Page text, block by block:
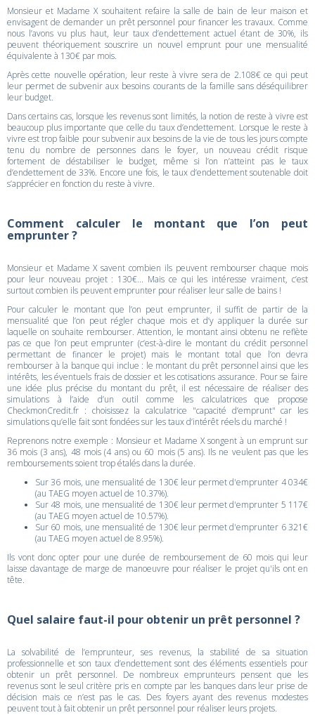
Monsieur et Madame X souhaitent refaire la salle de bain de leur maison et
envisagent de demander un prêt personnel pour financer les travaux. Comme
nous l’avons vu plus haut, leur taux d’endettement actuel étant de 30%, ils
peuvent théoriquement souscrire un nouvel emprunt pour une mensualité
équivalente à 130€ par mois.
Après cette nouvelle opération, leur reste à vivre sera de 2.108€ ce qui peut
leur permet de subvenir aux besoins courants de la famille sans déséquilibrer
leur budget.
Dans certains cas, lorsque les revenus sont limités, la notion de reste à vivre est
beaucoup plus importante que celle du taux d’endettement. Lorsque le reste à
vivre est trop faible pour subvenir aux besoins de la vie de tous les jours compte
tenu du nombre de personnes dans le foyer, un nouveau crédit risque
fortement de déstabiliser le budget, même si l’on n’atteint pas le taux
d’endettement de 33%. Encore une fois, le taux d’endettement soutenable doit
s’apprécier en fonction du reste à vivre.
Comment calculer le montant que l’on peut
emprunter ?
Monsieur et Madame X savent combien ils peuvent rembourser chaque mois
pour leur nouveau projet : 130€... Mais ce qui les intéresse vraiment, c’est
surtout combien ils peuvent emprunter pour réaliser leur salle de bains !
Pour calculer le montant que l’on peut emprunter, il suffit de partir de la
mensualité que l’on peut régler chaque mois et d’y appliquer la durée sur
laquelle on souhaite rembourser. Attention, le montant ainsi obtenu ne reflète
pas ce que l’on peut emprunter (c’est-à-dire le montant du crédit personnel
permettant de financer le projet) mais le montant total que l’on devra
rembourser à la banque qui inclue : le montant du prêt personnel ainsi que les
intérêts, les éventuels frais de dossier et les cotisations assurance. Pour se faire
une idée plus précise du montant du prêt, il est nécessaire de réaliser des
simulations à l’aide d’un outil comme les calculatrices que propose
CheckmonCredit.fr : choisissez la calculatrice "capacité d’emprunt" car les
simulations qu’elle fait sont fondées sur les taux d’intérêt réels du marché !
Reprenons notre exemple : Monsieur et Madame X songent à un emprunt sur
36 mois (3 ans), 48 mois (4 ans) ou 60 mois (5 ans). Ils ne veulent pas que les
remboursements soient trop étalés dans la durée.
Sur 36 mois, une mensualité de 130€ leur permet d'emprunter 4 034€
(au TAEG moyen actuel de 10.37%).
Sur 48 mois, une mensualité de 130€ leur permet d'emprunter 5 117€
(au TAEG moyen actuel de 10.57%).
Sur 60 mois, une mensualité de 130€ leur permet d'emprunter 6 321€
(au TAEG moyen actuel de 8.95%).
Ils vont donc opter pour une durée de remboursement de 60 mois qui leur
laisse davantage de marge de manoeuvre pour réaliser le projet qu'ils ont en
tête.
Quel salaire faut-il pour obtenir un prêt personnel ?
La solvabilité de l’emprunteur, ses revenus, la stabilité de sa situation
professionnelle et son taux d’endettement sont des éléments essentiels pour
obtenir un prêt personnel. De nombreux emprunteurs pensent que les
revenus sont le seul critère pris en compte par les banques dans leur prise de
décision mais ce n’est pas le cas. Des foyers ayant des revenus modestes
peuvent tout à fait obtenir un prêt personnel pour réaliser leurs projets.